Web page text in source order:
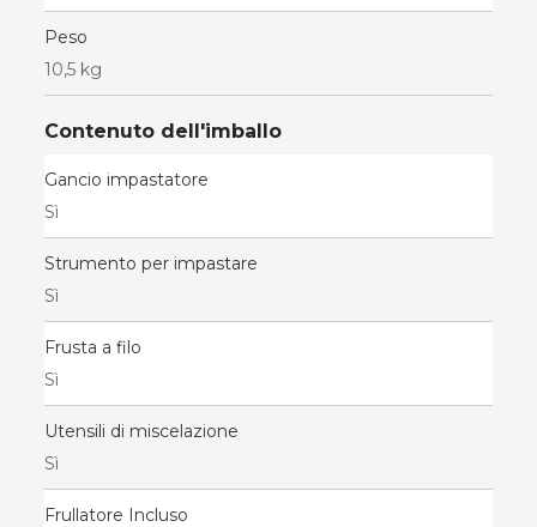
Peso
10,5 kg
Contenuto dell'imballo
Gancio impastatore
Sì
Strumento per impastare
Sì
Frusta a filo
Sì
Utensili di miscelazione
Sì
Frullatore Incluso